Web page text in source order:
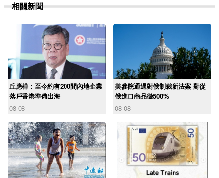
相關新聞
丘應樺：至今約有200間內地企業
落戶香港準備出海
08-08
美參院通過對俄制裁新法案 對從
俄進口商品徵500%
08-08